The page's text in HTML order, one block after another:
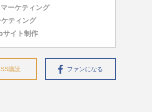
ーケティング
ティング
サイト制作
購読 ファンになる